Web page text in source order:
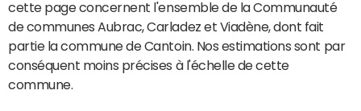
cette page concernent l'ensemble de la Communauté
de communes Aubrac, Carladez et Viadène, dont fait
partie la commune de Cantoin. Nos estimations sont par
conséquent moins précises à l'échelle de cette
commune.